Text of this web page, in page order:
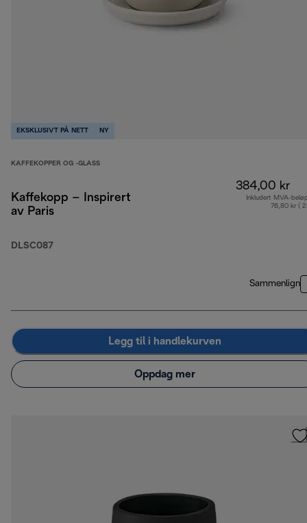
EKSKLUSIVT PÅ NETT NY
KAFFEKOPPER OG -GLASS
Kaffekopp – Inspirert
av Paris
DLSC087
384,00 kr
Inkludert MVA-
76,80 kr (
Sammenlign
Legg til i handlekurven
Oppdag mer